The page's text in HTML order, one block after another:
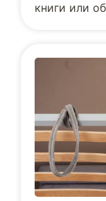
книги или